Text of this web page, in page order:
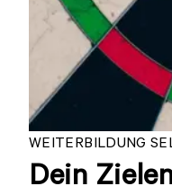
WEITERBILDUNG
Dein